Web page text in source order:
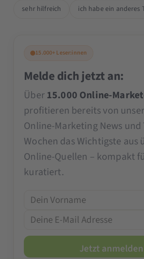
sehr hilfreich
ich habe ein anderes
15.000+ Leser:innen
Melde dich jetzt an:
Über15.000 Online-
profitieren bereits von
Online-Marketing News und
Wochen das Wichtigste aus
Online-Quellen – kompakt
kuratiert.